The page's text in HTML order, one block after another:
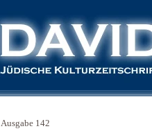
Ausgabe 142